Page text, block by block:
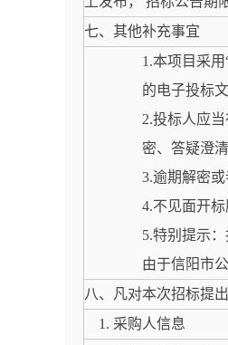
七、其他补充事宜
1.本项目采
的电子投标
2.投标人应
密、答疑澄清
3.逾期解密
4.不见面开
5.特别提示
由于信阳市
八、凡对本次招标提
1. 采购人信息